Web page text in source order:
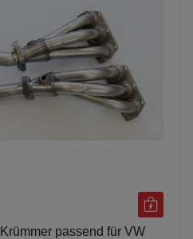
passend für VW